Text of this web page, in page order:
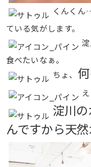
くんくん
ている気がします。
食べたいなぁ。
ちょ、
淀川
んですから天